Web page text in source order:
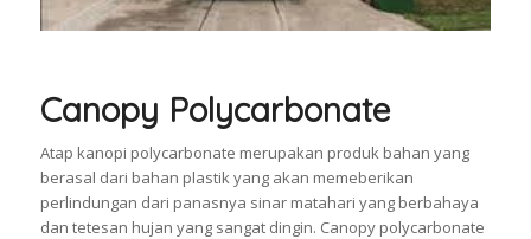
Canopy Polycarbonate
Atap kanopi polycarbonate merupakan produk bahan yang
berasal dari bahan plastik yang akan memeberikan
perlindungan dari panasnya sinar matahari yang berbahaya
dan tetesan hujan yang sangat dingin. Canopy polycarbonate